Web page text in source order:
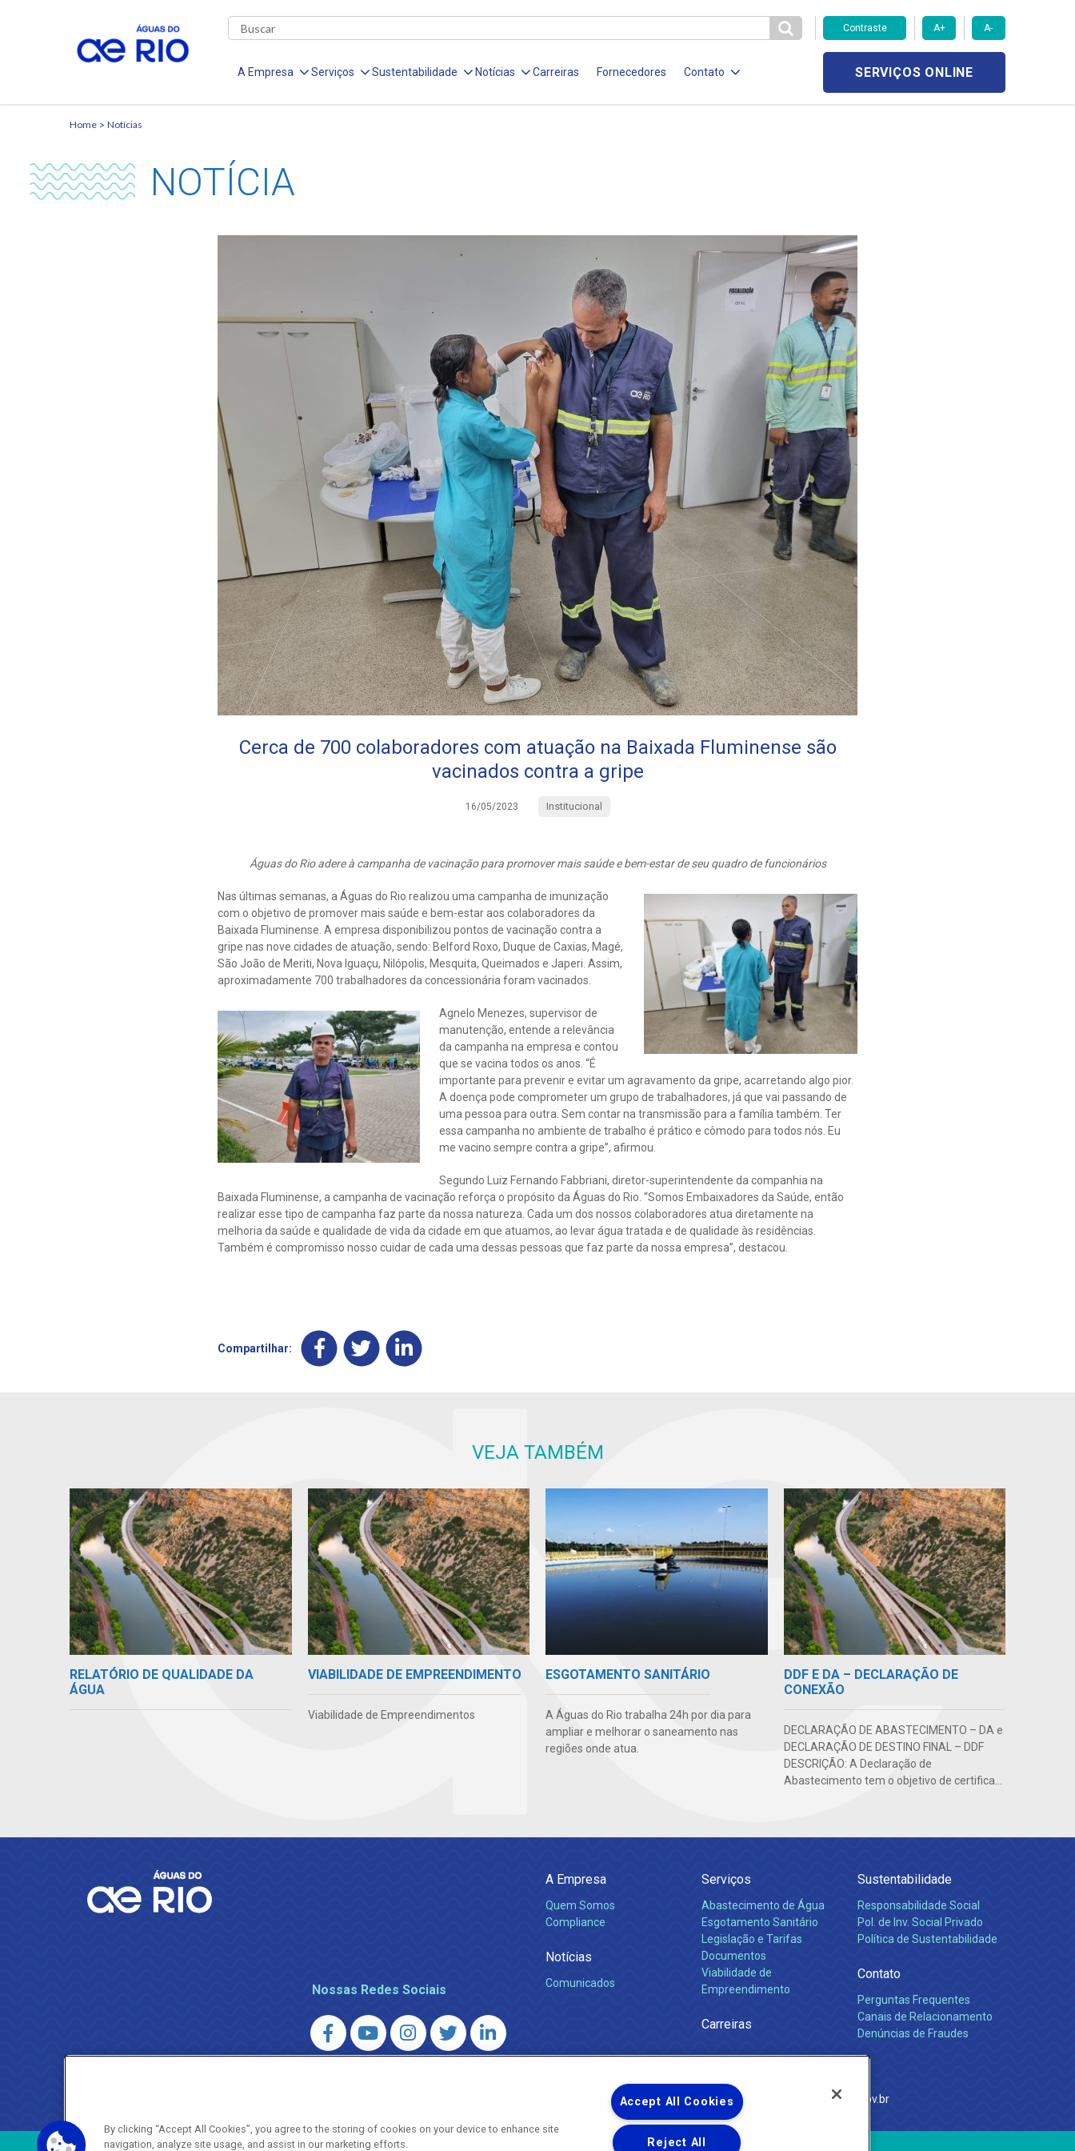
Contraste A+ A-
A Empresa Serviços Sustentabilidade Notícias Carreiras Fornecedores Contato SERVIÇOS ONLINE
Home Notícias
NOTÍCIA
Cerca de 700 colaboradores com atuação na Baixada Fluminense são
vacinados contra a gripe
16/05/2023 Institucional
Águas do Rio adere à campanha de vacinação para promover mais saúde e bem-estar de seu quadro de funcionários
Nas últimas semanas, a Águas do Rio realizou uma campanha de imunização
com o objetivo de promover mais saúde e bem-estar aos colaboradores da
Baixada Fluminense. A empresa disponibilizou pontos de vacinação contra a
gripe nas nove cidades de atuação, sendo: Belford Roxo, Duque de Caxias, Magé,
São João de Meriti, Nova Iguaçu, Nilópolis, Mesquita, Queimados e Japeri. Assim,
aproximadamente 700 trabalhadores da concessionária foram vacinados.
Agnelo Menezes, supervisor de
manutenção, entende a relevância
da campanha na empresa e contou
que se vacina todos os anos. “É
importante para prevenir e evitar um agravamento da gripe, acarretando algo pior.
A doença pode comprometer um grupo de trabalhadores, já que vai passando de
uma pessoa para outra. Sem contar na transmissão para a família também. Ter
essa campanha no ambiente de trabalho é prático e cômodo para todos nós. Eu
me vacino sempre contra a gripe”, afirmou.
Segundo Luiz Fernando Fabbriani, diretor-superintendente da companhia na
Baixada Fluminense, a campanha de vacinação reforça o propósito da Águas do Rio. “Somos Embaixadores da Saúde, então
realizar esse tipo de campanha faz parte da nossa natureza. Cada um dos nossos colaboradores atua diretamente na
melhoria da saúde e qualidade de vida da cidade em que atuamos, ao levar água tratada e de qualidade às residências.
Também é compromisso nosso cuidar de cada uma dessas pessoas que faz parte da nossa empresa”, destacou.
Compartilhar:
VEJA TAMBÉM
RELATÓRIO DE QUALIDADE DA
ÁGUA
VIABILIDADE DE EMPREENDIMENTO
Viabilidade de Empreendimentos
ESGOTAMENTO SANITÁRIO
A Águas do Rio trabalha 24h por dia para
ampliar e melhorar o saneamento nas
regiões onde atua.
DDF E DA – DECLARAÇÃO DE
CONEXÃO
DECLARAÇÃO DE ABASTECIMENTO – DA e
DECLARAÇÃO DE DESTINO FINAL – DDF
DESCRIÇÃO: A Declaração de
Abastecimento tem o objetivo de certifica...
Nossas Redes Sociais
A Empresa
Quem Somos
Compliance
Notícias
Comunicados
Serviços
Abastecimento de Água
Esgotamento Sanitário
Legislação e Tarifas
Documentos
Viabilidade de
Empreendimento
Carreiras
Sustentabilidade
Responsabilidade Social
Pol. de Inv. Social Privado
Política de Sustentabilidade
Contato
Perguntas Frequentes
Canais de Relacionamento
Denúncias de Fraudes
AGENERSA – Agência Reguladora de Energia e Saneamento do Estado do Rio de Janeiro
ouvidoria.agenersa@gmail.com http://www.agenersa.rj.gov.br
By clicking “Accept All Cookies”, you agree to the storing of cookies on your device to enhance site
navigation, analyze site usage, and assist in our marketing efforts.
Accept All Cookies
Reject All